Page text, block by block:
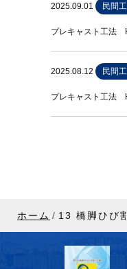
2025.09.01 民間
プレキャスト工法
2025.08.12 民間
プレキャスト工法
ホーム 13 橋脚ひび